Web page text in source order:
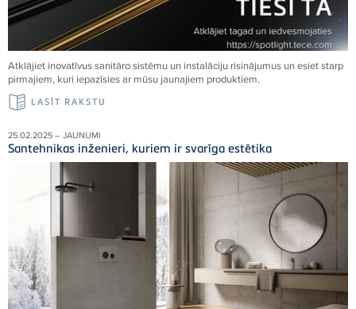
Atklājiet inovatīvus sanitāro sistēmu un instalāciju risinājumus un esiet starp
pirmajiem, kuri iepazīsies ar mūsu jaunajiem produktiem.
LASĪT RAKSTU
25.02.2025 – JAUNUMI
Santehnikas inženieri, kuriem ir svarīga estētika